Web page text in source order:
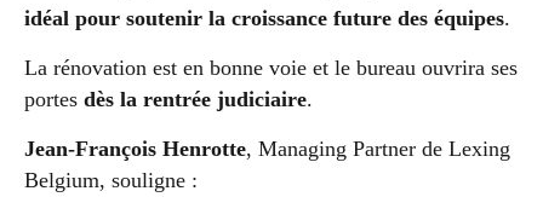
idéal pour soutenir la croissance future des équipes.
La rénovation est en bonne voie et le bureau ouvrira ses
portes dès la rentrée judiciaire.
Jean-François Henrotte, Managing Partner de Lexing
Belgium, souligne :